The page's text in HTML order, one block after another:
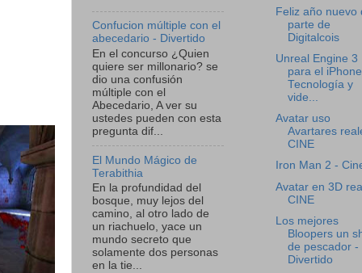
Confucion múltiple con el
abecedario - Divertido
En el concurso ¿Quien
quiere ser millonario? se
dio una confusión
múltiple con el
Abecedario, A ver su
ustedes pueden con esta
pregunta dif...
El Mundo Mágico de
Terabithia
En la profundidad del
bosque, muy lejos del
camino, al otro lado de
un riachuelo, yace un
mundo secreto que
solamente dos personas
en la tie...
Feliz año nuevo
parte de
Digitalcois
Unreal Engine 3
para el
Tecnología y
vide...
Avatar uso
Avartares
CINE
Iron Man 2 -
Avatar en 3D
CINE
Los mejores
Bloopers un
de pescador -
Divertido